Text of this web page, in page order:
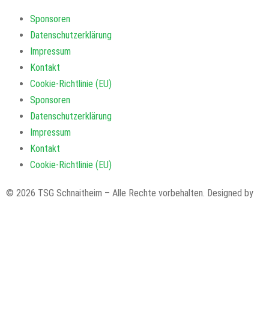
Sponsoren
Datenschutzerklärung
Impressum
Kontakt
Cookie-Richtlinie (EU)
Sponsoren
Datenschutzerklärung
Impressum
Kontakt
Cookie-Richtlinie (EU)
© 2026 TSG Schnaitheim – Alle Rechte vorbehalten. Designed by